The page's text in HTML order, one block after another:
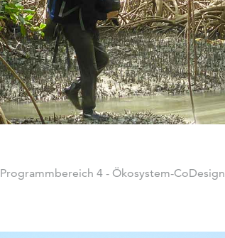
Programmbereich 4 - Ökosystem-CoDesign